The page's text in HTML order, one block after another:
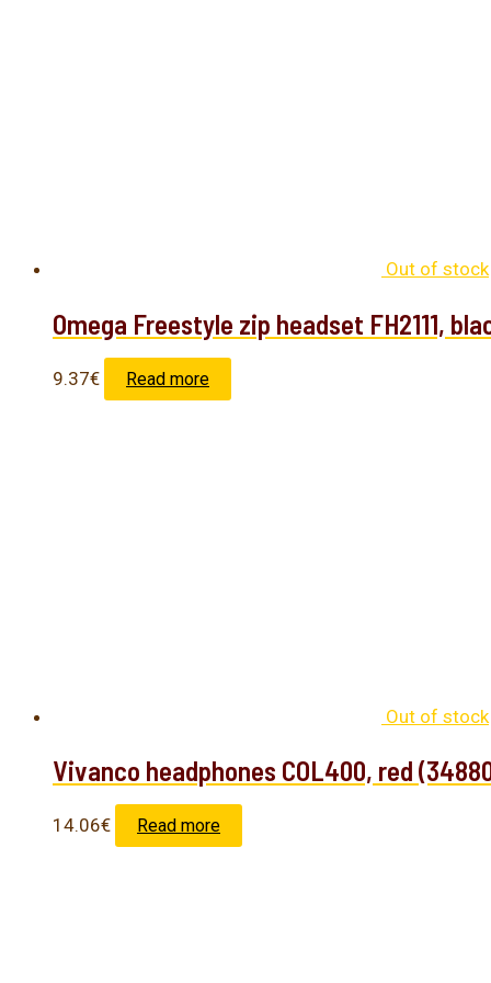
Out of stock
Omega Freestyle zip headset FH2111,
9.37€ Read more
Out of stock
Vivanco headphones COL400, red
14.06€ Read more